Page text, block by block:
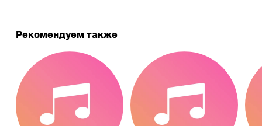
Рекомендуем также